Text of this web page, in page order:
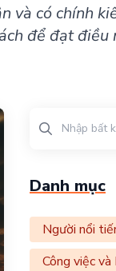
và có chính
để đạt điều
Danh mục
Người nổi
Công việc